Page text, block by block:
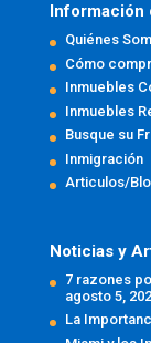
Información
Quiénes
Cómo
Inmuebles
Inmuebles
Busque su
Inmigración
Articulos/
Noticias y
7 razones
agosto 5,
La